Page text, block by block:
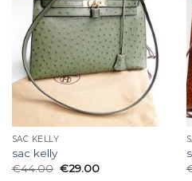
SAC KELLY
sac kelly
€44.00 €29.00